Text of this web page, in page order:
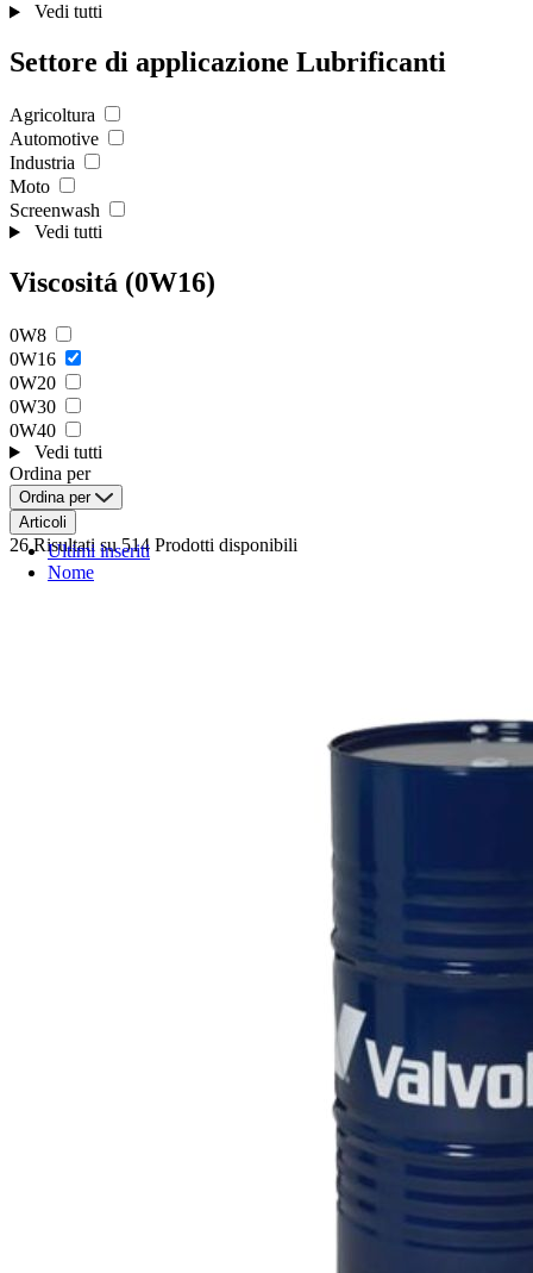
Vedi tutti
Settore di applicazione Lubrificanti
Agricoltura
Automotive
Industria
Moto
Screenwash
Vedi tutti
Viscositá (0W16)
0W8
0W16
0W20
0W30
0W40
Vedi tutti
Ordina per
Ordina per
Ultimi inseriti
Nome
Articoli
26 Risultati su 514 Prodotti disponibili